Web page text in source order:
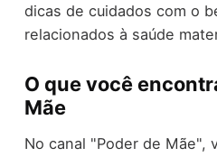
dicas de cuidados com o
relacionados à saúde
O que você
Mãe
No canal "Poder de Mãe",